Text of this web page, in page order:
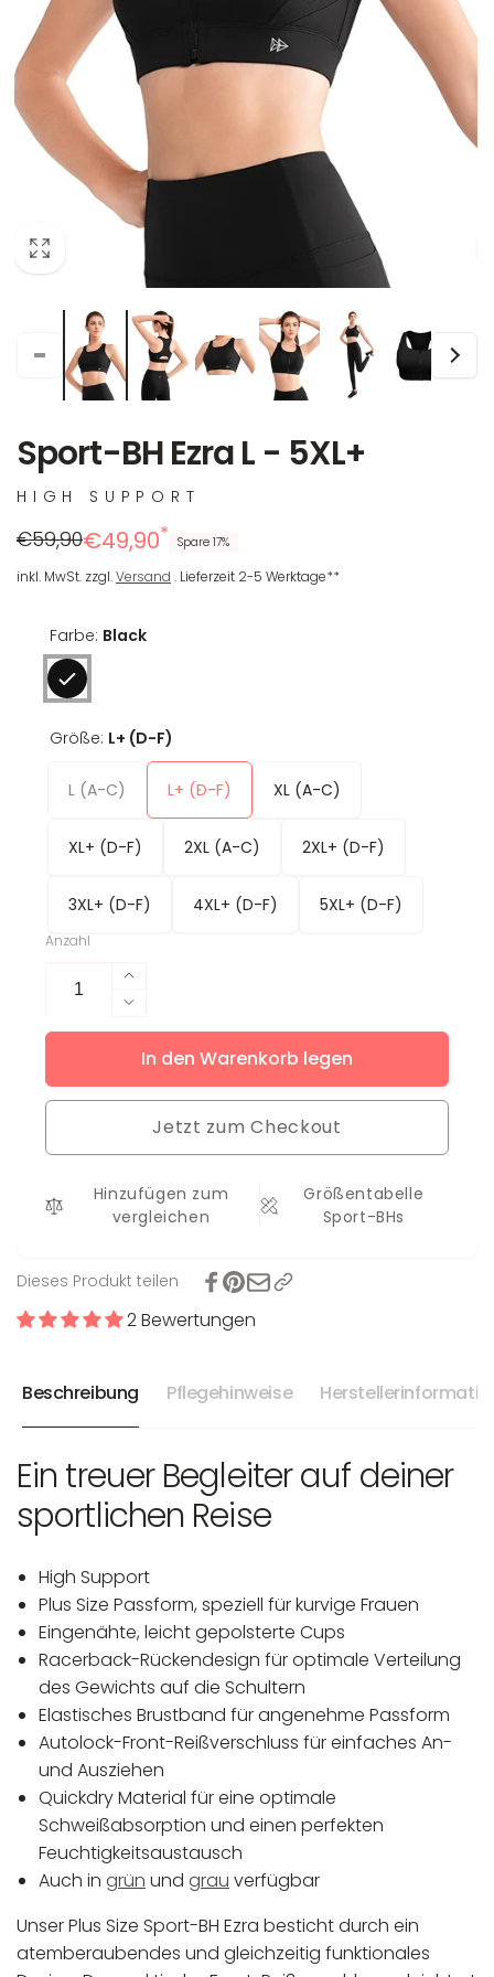
Sport-BH Ezra L - 5XL+
HIGH SUPPORT
Regulärer
Preis
€59,90
Reduzierter
Preis
€49,90* Spare 17%
inkl. MwSt. zzgl.Versand . Lieferzeit 2-5 Werktage**
Farbe: Black
Größe: L+ (D-F)
L (A-C) L+ (D-F) XL (A-C)
XL+ (D-F) 2XL (A-C) 2XL+ (D-F)
3XL+ (D-F) 4XL+ (D-F) 5XL+ (D-F)
Anzahl
Erhöhe
die
Menge
für
BH
Ezra
5XL+
Verringere
die
Menge
für
Sport-
BH
Ezra
-
5XL+
In den Warenkorb legen
Jetzt zum Checkout
Hinzufügen zum
vergleichen
Größentabelle
Sport-BHs
Dieses Produkt teilen
2 Bewertungen
Beschreibung Pflegehinweise
Ein treuer Begleiter auf deiner
sportlichen Reise
High Support
Plus Size Passform, speziell für kurvige Frauen
Eingenähte, leicht gepolsterte Cups
Racerback-Rückendesign für optimale Verteilung
des Gewichts auf die Schultern
Elastisches Brustband für angenehme Passform
Autolock-Front-Reißverschluss für einfaches An-
und Ausziehen
Quickdry Material für eine optimale
Schweißabsorption und einen perfekten
Feuchtigkeitsaustausch
Auch in grün und grau verfügbar
Unser Plus Size Sport-BH Ezra besticht durch ein
atemberaubendes und gleichzeitig funktionales